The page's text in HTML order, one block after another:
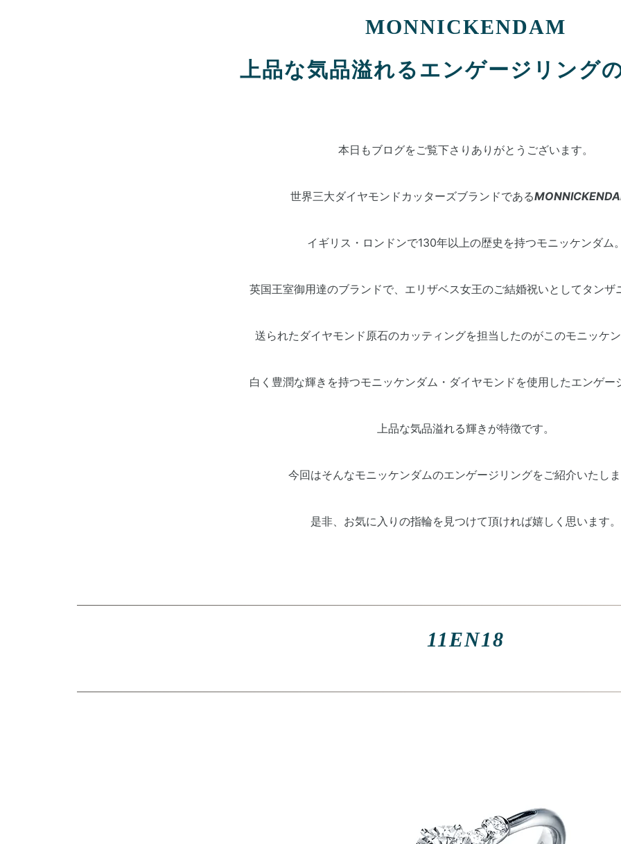
MONNICKENDAM
上品な気品溢れるエンゲージリング
本日もブログをご覧下さりありがとうございます。
世界三大ダイヤモンドカッターズブランドである
イギリス・ロンドンで130年以上の歴史を持つモニッケンダム。
英国王室御用達のブランドで、エリザベス女王のご結婚祝いとしてタンザ
送られたダイヤモンド原石のカッティングを担当したのがこのモニッケン
白く豊潤な輝きを持つモニッケンダム・ダイヤモンドを使用したエンゲー
上品な気品溢れる輝きが特徴です。
今回はそんなモニッケンダムのエンゲージリングをご紹介いたしま
是非、お気に入りの指輪を見つけて頂ければ嬉しく思います。
11EN18